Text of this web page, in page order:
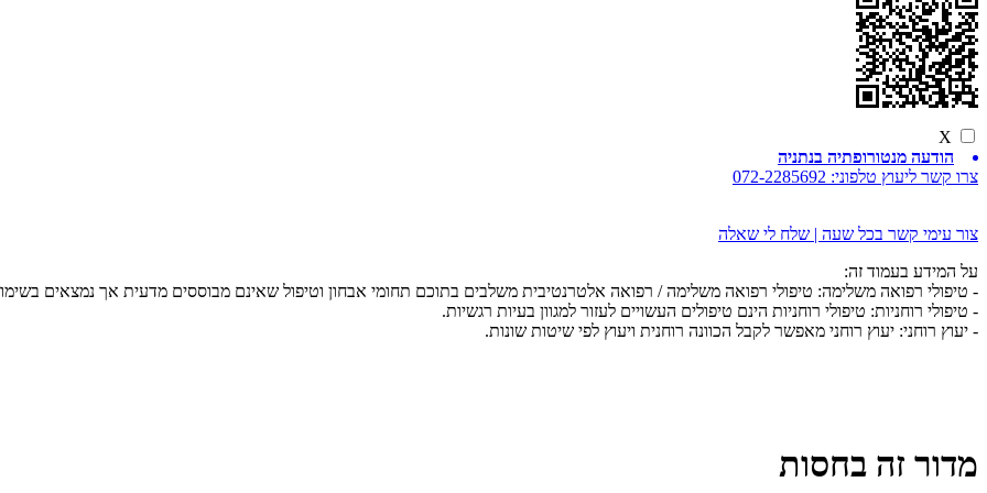
X
הודעה מנטורופתיה בנתניה
צרו קשר ליעוץ טלפוני: 072-2285692
צור עימי קשר בכל שעה | שלח לי שאלה
על המידע בעמוד זה:
- טיפולי רפואה משלימה: טיפולי רפואה משלימה / רפואה אלטרנטיבית משלבים בתוכם תחומי אבחון וטיפול שאינם מבוססים מדעית אך נמצאים
- טיפולי רוחניות: טיפולי רוחניות הינם טיפולים העשויים לעזור למגוון בעיות רגשיות.
- יעוץ רוחני: יעוץ רוחני מאפשר לקבל הכוונה רוחנית ויעוץ לפי שיטות שונות.
מדור זה בחסות